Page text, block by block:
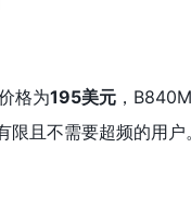
格为195美元 ，
限且不需要超频的用